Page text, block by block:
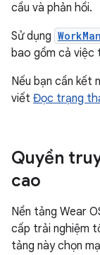
cầu và phản hồi.
Sử dụng
bao gồm cả việc
Nếu bạn cần kết
viết Đọc trạng
Quyền
cao
Nền tảng Wear
cấp trải nghiệm
tảng này chọn